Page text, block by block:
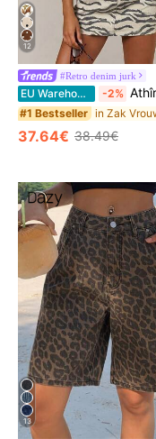
12
#Retro denim jurk
EU Warehouse -2% Athîral Denim Damesmode:
#1 Bestseller
37.64€ 38.49€
13